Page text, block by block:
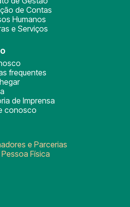
de Contas
Humanos
e Serviços
frequentes
de Imprensa
conosco
e Parcerias
Física